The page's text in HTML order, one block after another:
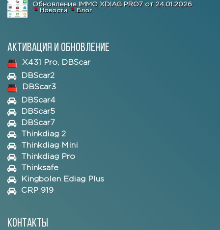
Обновление IMMO XDIAG PRO7 от 24.01.2026
Новости Блог
Активация и обновление
X431 Pro, DBScar
DBScar2
DBScar3
DBScar4
DBScar5
DBScar7
Thinkdiag 2
Thinkdiag Mini
Thinkdiag Pro
Thinksafe
Kingbolen Ediag Plus
CRP 919
Контакты